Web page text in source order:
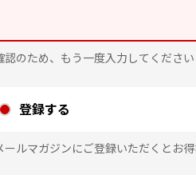
のため、もう一度入力してください
登録する
ルマガジンにご登録いただくとお